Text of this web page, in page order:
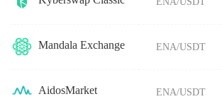
Mandala Exchange ENA/USDT
AidosMarket ENA/USDT